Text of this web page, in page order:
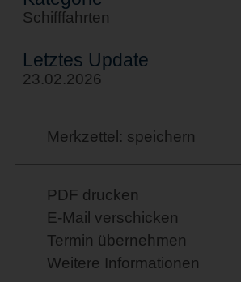
Schifffahrten
Letztes Update
23.02.2026
Merkzettel: speichern
PDF drucken
E-Mail verschicken
Termin übernehmen
Weitere Informationen